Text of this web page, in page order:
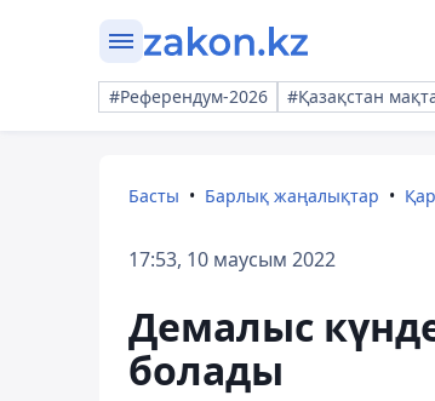
#Референдум-2026 #Қазақстан
Басты Барлық жаңалықтар
17:53, 10 маусым 2022
Демалыс
болады